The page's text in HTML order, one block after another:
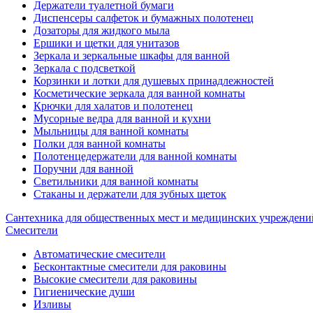
Держатели туалетной бумаги
Диспенсеры салфеток и бумажных полотенец
Дозаторы для жидкого мыла
Ершики и щетки для унитазов
Зеркала и зеркальные шкафы для ванной
Зеркала с подсветкой
Корзинки и лотки для душевых принадлежностей
Косметические зеркала для ванной комнаты
Крючки для халатов и полотенец
Мусорные ведра для ванной и кухни
Мыльницы для ванной комнаты
Полки для ванной комнаты
Полотенцедержатели для ванной комнаты
Поручни для ванной
Светильники для ванной комнаты
Стаканы и держатели для зубных щеток
Сантехника для общественных мест и медицинских
Смесители
Автоматические смесители
Бесконтактные смесители для раковины
Высокие смесители для раковины
Гигиенические души
Изливы